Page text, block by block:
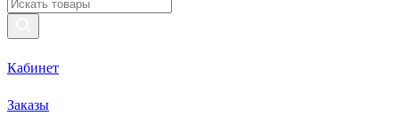
Кабинет
Заказы